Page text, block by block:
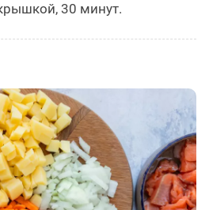
30 минут.